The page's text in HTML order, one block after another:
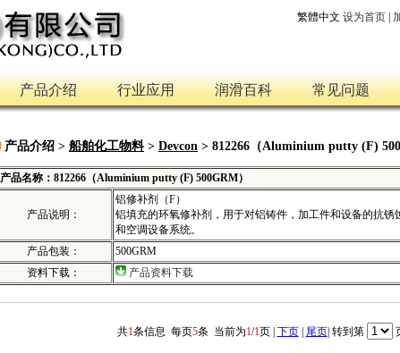
繁體中文 设为首页|
产品介绍 行业应用 润滑百科 常见问题
产品介绍 > 船舶化工物料> Devcon > 812266（Aluminium putty (F)
产品名称：812266（Aluminium putty (F) 500GRM）
产品说明：
铝修补剂（F）
铝填充的环氧修补剂，用于对铝铸件，加工件和设备的抗锈
和空调设备系统。
产品包装：
500GRM
资料下载：
产品资料下载
共1条信息 每页5条 当前为1/1页 | 下页| 尾页| 转到第